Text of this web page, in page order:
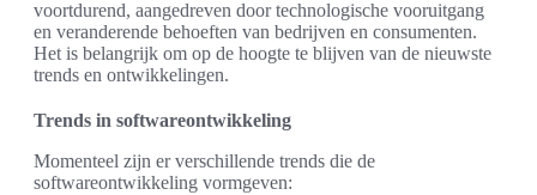
voortdurend, aangedreven door technologische vooruitgang
en veranderende behoeften van bedrijven en consumenten.
Het is belangrijk om op de hoogte te blijven van de nieuwste
trends en ontwikkelingen.
Trends in softwareontwikkeling
Momenteel zijn er verschillende trends die de
softwareontwikkeling vormgeven: